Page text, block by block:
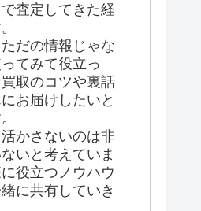
査定してきた経
だの情報じゃな
てみて役立っ
取のコツや裏話
お届けしたいと
かさないのは非
いと考えていま
役立つノウハウ
に共有していき